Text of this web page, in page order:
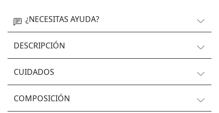
¿NECESITAS AYUDA?
DESCRIPCIÓN
CUIDADOS
COMPOSICIÓN